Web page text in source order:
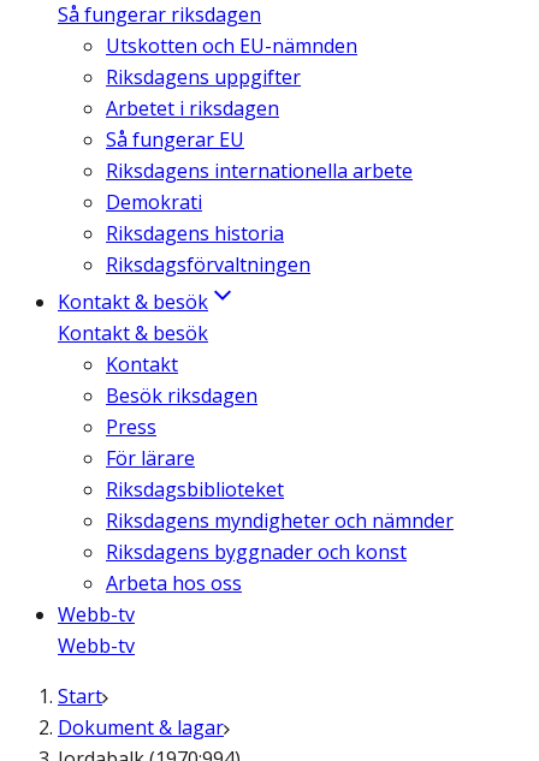
Så fungerar riksdagen
Utskotten och EU-nämnden
Riksdagens uppgifter
Arbetet i riksdagen
Så fungerar EU
Riksdagens internationella arbete
Demokrati
Riksdagens historia
Riksdagsförvaltningen
Kontakt & besök
Kontakt & besök
Kontakt
Besök riksdagen
Press
För lärare
Riksdagsbiblioteket
Riksdagens myndigheter och nämnder
Riksdagens byggnader och konst
Arbeta hos oss
Webb-tv
Webb-tv
Start
Dokument & lagar